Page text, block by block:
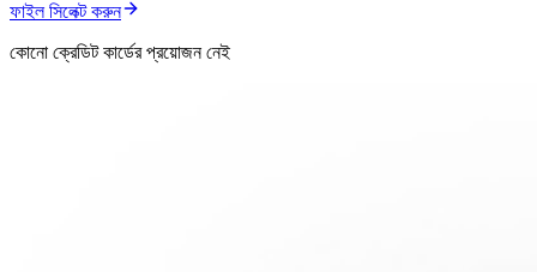
ফাইল সিলেক্ট করুন
কোনো ক্রেডিট কার্ডের প্রয়োজন নেই